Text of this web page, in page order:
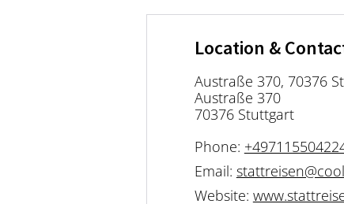
Location &
Austraße 370, 70376
Austraße 370
70376 Stuttgart
Phone:
Email:
Website: